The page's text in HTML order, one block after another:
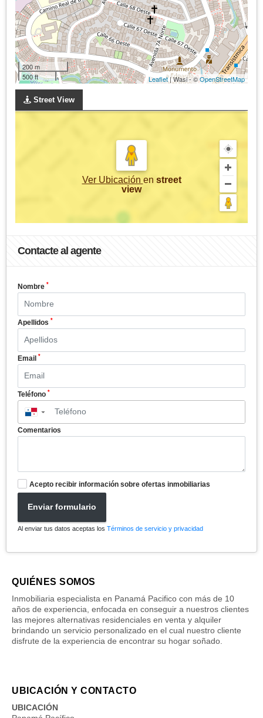
200 m
500 ft
Leaflet| Wasi - ©OpenStreetMap
Street View
Ver Ubicación en street
view
Contacte al agente
Nombre *
Apellidos *
Email *
Teléfono *
▼
Comentarios
Acepto recibir información sobre ofertas inmobiliarias
Enviar formulario
Al enviar tus datos aceptas los Términos de servicio y privacidad
QUIÉNES SOMOS
Inmobiliaria especialista en Panamá Pacifico con más de 10
años de experiencia, enfocada en conseguir a nuestros clientes
las mejores alternativas residenciales en venta y alquiler
brindando un servicio personalizado en el cual nuestro cliente
disfrute de la experiencia de encontrar su hogar soñado.
UBICACIÓN Y CONTACTO
UBICACIÓN